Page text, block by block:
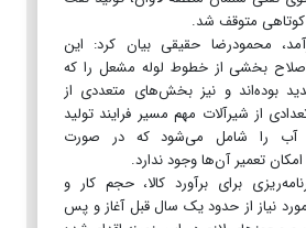
متوقف شد.
محمودرضا حقیقی بیان کرد: این
بخشی از خطوط لوله مشعل را که
بوده‌اند و نیز بخش‌های متعددی از
از شیرآلات مهم مسیر فرایند تولید
آب را شامل می‌شود که در صورت
تعمیر آن‌ها وجود ندارد.
برای برآورد کالا، حجم کار و
نیاز از حدود یک سال قبل آغاز و پس